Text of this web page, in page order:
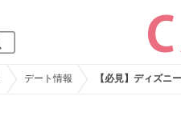
デート情報 【必見】ディズニ